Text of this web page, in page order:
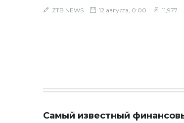
ZTB NEWS 12 августа, 0:00 11,977
Самый известный